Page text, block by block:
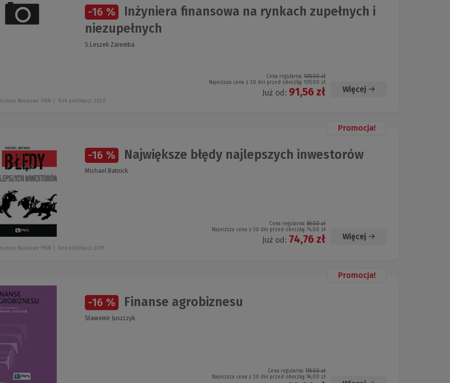
-16 %
Inżyniera finansowa na rynkach zupełnych i
niezupełnych
S.Leszek Zaremba
Cena regularna: 109,00 zł
Najniższa cena z 30 dni przed obniżką: 109,00 zł
Już od: 91,56 zł Więcej
Naukowe PWN Rok publikacji: 2020
Promocja!
-16 % Największe błędy najlepszych inwestorów
Michael Batnick
Cena regularna: 89,00 zł
Najniższa cena z 30 dni przed obniżką: 74,00 zł
Już od: 74,76 zł Więcej
Naukowe PWN Rok publikacji: 2019
Promocja!
-16 % Finanse agrobiznesu
Sławomir Juszczyk
Cena regularna: 119,00 zł
Najniższa cena z 30 dni przed obniżką: 94,00 zł